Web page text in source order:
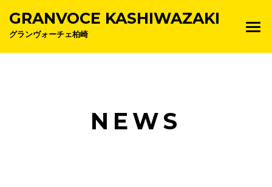
GRANVOCE KASHIWAZAKI
グランヴォーチェ柏崎
NEWS